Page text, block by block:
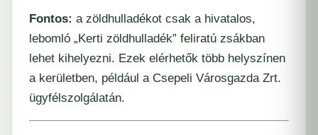
Fontos: a zöldhulladékot csak a hivatalos,
lebomló „Kerti zöldhulladék” feliratú zsákban
lehet kihelyezni. Ezek elérhetők több helyszínen
a kerületben, például a Csepeli Városgazda Zrt.
ügyfélszolgálatán.